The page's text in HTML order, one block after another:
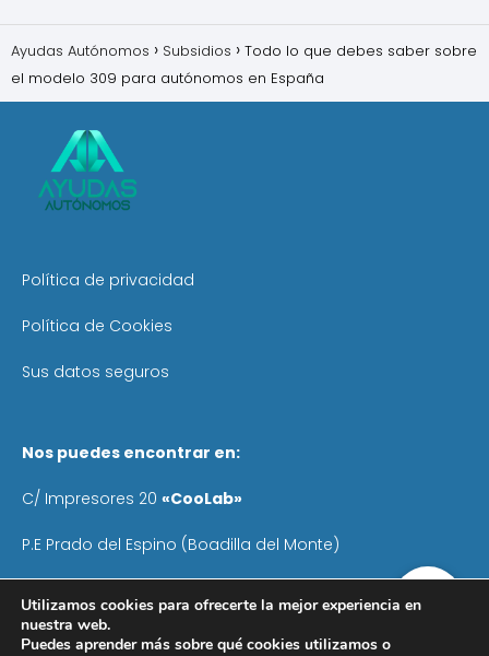
Ayudas Autónomos Subsidios
Todo lo que debes saber sobre
el modelo 309 para autónomos en España
Política de privacidad
Política de Cookies
Sus datos seguros
Nos puedes encontrar en:
C/ Impresores 20 «CooLab»
P.E Prado del Espino (Boadilla del Monte)
Email:info@ayudasautonomos.com
Utilizamos cookies para ofrecerte la mejor experiencia en
nuestra web.
Puedes aprender más sobre qué cookies utilizamos o